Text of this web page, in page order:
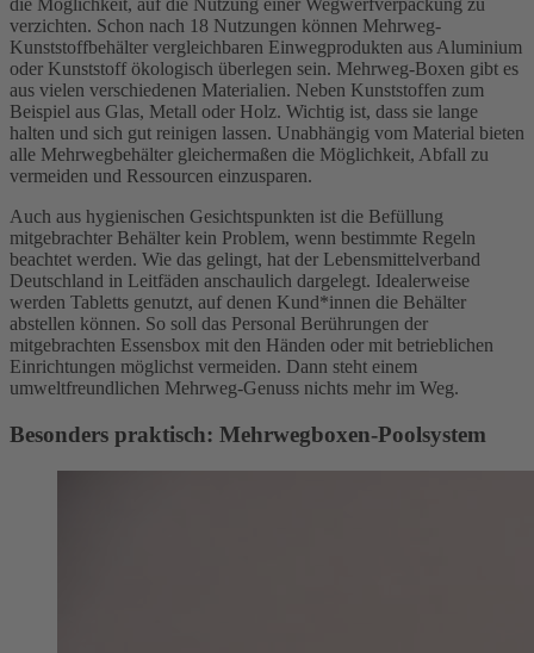
die Möglichkeit, auf die Nutzung einer Wegwerfverpackung zu
verzichten. Schon nach 18 Nutzungen können Mehrweg-
Kunststoffbehälter vergleichbaren Einwegprodukten aus Aluminium
oder Kunststoff ökologisch überlegen sein. Mehrweg-Boxen gibt es
aus vielen verschiedenen Materialien. Neben Kunststoffen zum
Beispiel aus Glas, Metall oder Holz. Wichtig ist, dass sie lange
halten und sich gut reinigen lassen. Unabhängig vom Material bieten
alle Mehrwegbehälter gleichermaßen die Möglichkeit, Abfall zu
vermeiden und Ressourcen einzusparen.
Auch aus hygienischen Gesichtspunkten ist die Befüllung
mitgebrachter Behälter kein Problem, wenn bestimmte Regeln
beachtet werden. Wie das gelingt, hat der Lebensmittelverband
Deutschland in Leitfäden anschaulich dargelegt. Idealerweise
werden Tabletts genutzt, auf denen Kund*innen die Behälter
abstellen können. So soll das Personal Berührungen der
mitgebrachten Essensbox mit den Händen oder mit betrieblichen
Einrichtungen möglichst vermeiden. Dann steht einem
umweltfreundlichen Mehrweg-Genuss nichts mehr im Weg.
Besonders praktisch: Mehrwegboxen-Poolsystem